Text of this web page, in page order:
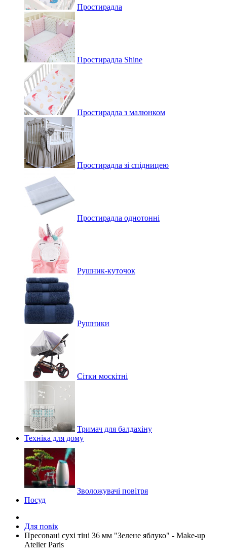
Простирадла
Простирадла Shine
Простирадла з малюнком
Простирадла зі спідницею
Простирадла однотонні
Рушник-куточок
Рушники
Сітки москітні
Тримач для балдахіну
Техніка для дому
Зволожувачі повітря
Посуд
Для повік
Пресовані сухі тіні 36 мм "Зелене яблуко" - Make-up
Atelier Paris